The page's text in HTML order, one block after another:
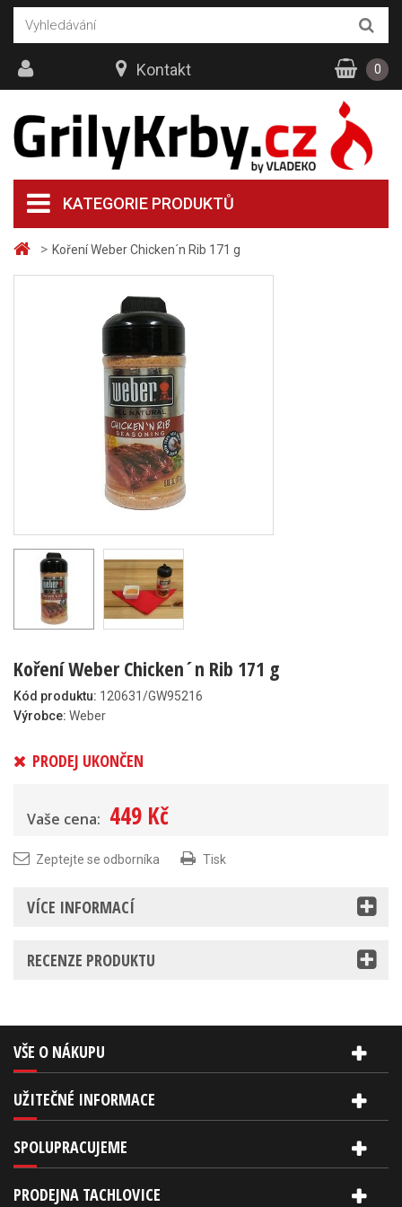
> Koření Weber Chicken´n Rib 171 g
Koření Weber Chicken´n Rib 171 g
Kód produktu: 120631/GW95216
Výrobce: Weber
PRODEJ UKONČEN
Vaše cena: 449 Kč
Zeptejte se odborníka Tisk
VÍCE INFORMACÍ
RECENZE PRODUKTU
KATEGORIE PRODUKTŮ
Kontakt 0
VŠE O NÁKUPU
UŽITEČNÉ INFORMACE
SPOLUPRACUJEME
PRODEJNA TACHLOVICE